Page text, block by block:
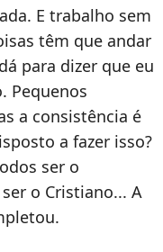
E trabalho sem
têm que andar
para dizer que eu
Pequenos
a consistência é
a fazer isso?
ser o
o Cristiano... A